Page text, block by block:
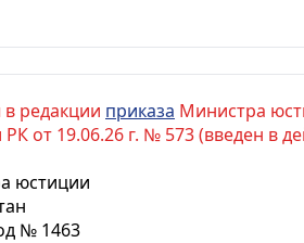
редакции приказа Министра
от 19.06.26 г. № 573 (введен в
юстиции
№ 1463